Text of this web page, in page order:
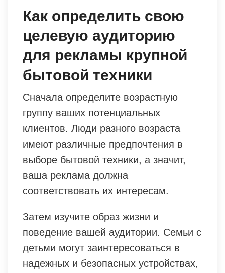
Как определить свою
целевую аудиторию
для рекламы крупной
бытовой техники
Сначала определите возрастную
группу ваших потенциальных
клиентов. Люди разного возраста
имеют различные предпочтения в
выборе бытовой техники, а значит,
ваша реклама должна
соответствовать их интересам.
Затем изучите образ жизни и
поведение вашей аудитории. Семьи с
детьми могут заинтересоваться в
надежных и безопасных устройствах,